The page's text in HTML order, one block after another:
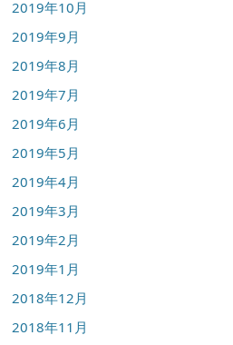
2019年10月
2019年9月
2019年8月
2019年7月
2019年6月
2019年5月
2019年4月
2019年3月
2019年2月
2019年1月
2018年12月
2018年11月